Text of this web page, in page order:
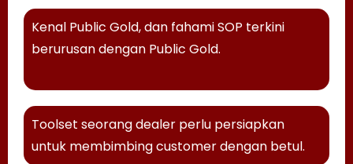
Kenal Public Gold, dan fahami SOP terkini
berurusan dengan Public Gold.
Toolset seorang dealer perlu persiapkan
untuk membimbingcustomer dengan betul.